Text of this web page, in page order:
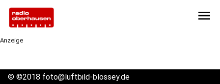
menu
Anzeige
© ©2018 foto@luftbild-blossey.de